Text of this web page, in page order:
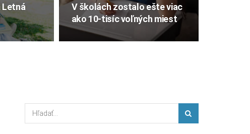
Letná
V školách zostalo ešte viac
ako 10-tisíc voľných miest